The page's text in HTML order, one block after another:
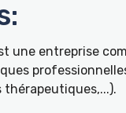
entreprise